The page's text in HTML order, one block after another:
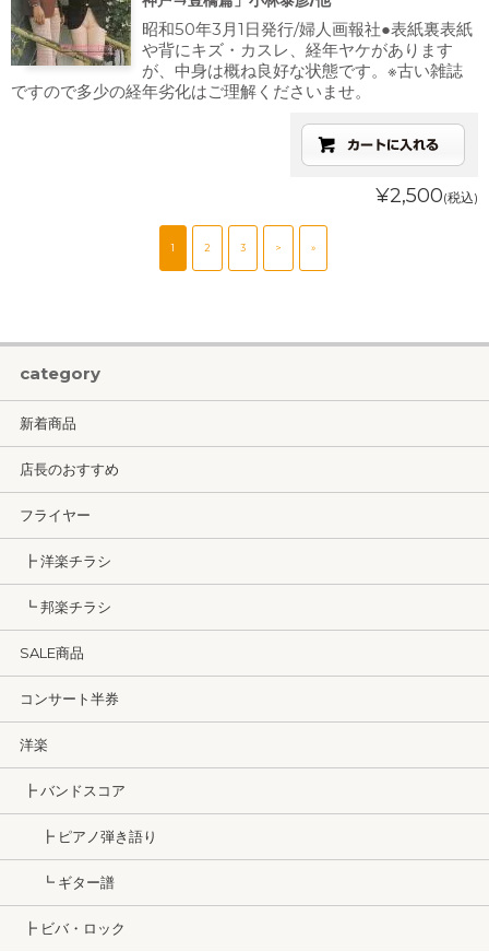
昭和50年3月1日発行/婦人画報社●表紙裏表紙
や背にキズ・カスレ、経年ヤケがあります
が、中身は概ね良好な状態です。※古い雑誌
ですので多少の経年劣化はご理解くださいませ。
¥2,500(税込)
1 2 3 > »
category
新着商品
店長のおすすめ
フライヤー
┣ 洋楽チラシ
┗ 邦楽チラシ
SALE商品
コンサート半券
洋楽
┣ バンドスコア
┣ ピアノ弾き語り
┗ ギター譜
┣ ビバ・ロック